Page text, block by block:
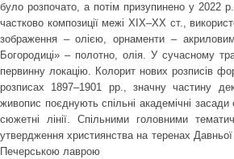
було розпочато, а потім призупинено у 2022
частково композиції межі ХІХ–ХХ ст.,
зображення – олією, орнаменти –
Богородиці» – полотно, олія. У сучасному
первинну локацію. Колорит нових розписів
розписах 1897–1901 рр., значну частину
живопис поєднують спільні академічні засади
сюжетні лінії. Спільними головними
утвердження християнства на теренах
Печерською лаврою